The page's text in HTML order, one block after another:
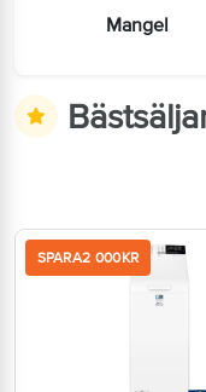
Mangel
SPARA2 000KR